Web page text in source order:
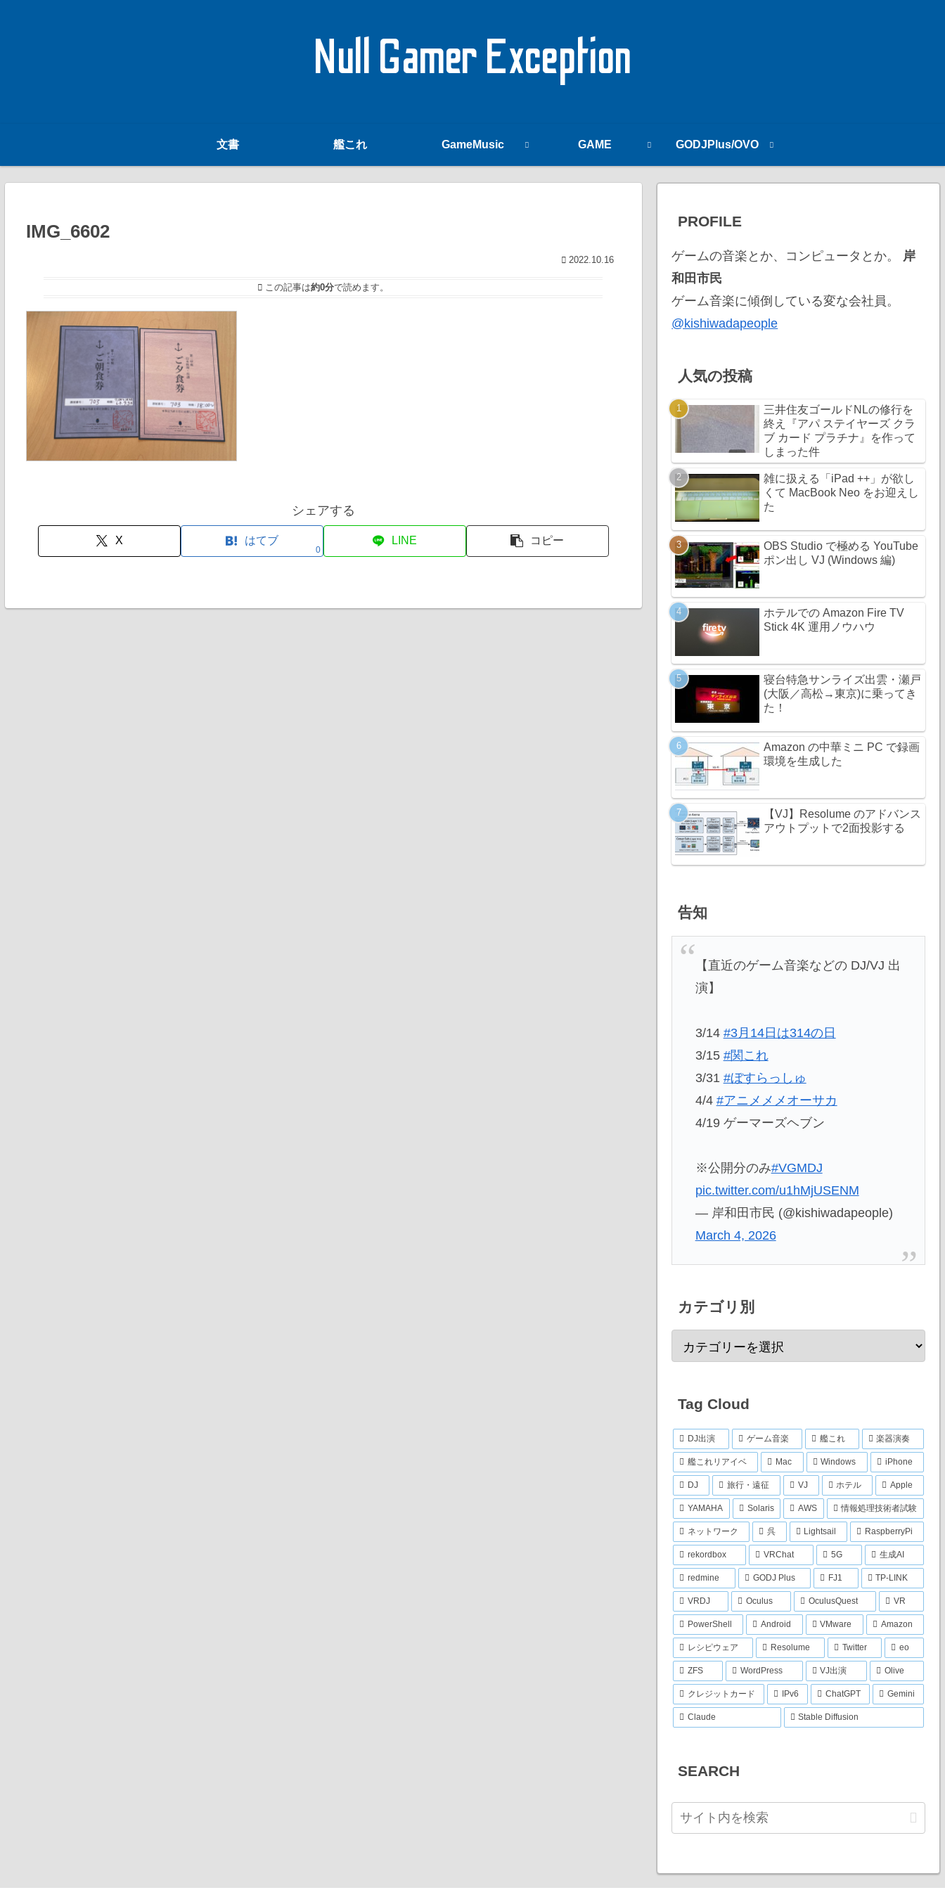
Null Gamer Exception
文書 艦これ GameMusic GAME GODJPlus/OVO
IMG_6602
2022.10.16
この記事は約0分で読めます。
シェアする
X はてブ
0
LINE コピー
PROFILE
ゲームの音楽とか、コンピュータとか。 岸
和田市民
ゲーム音楽に傾倒している変な会社員。
@kishiwadapeople
人気の投稿
三井住友ゴールドNLの修行を
終え『アパ ステイヤーズ クラ
ブ カード プラチナ』を作って
しまった件
雑に扱える「iPad ++」が欲し
くて MacBook Neo をお迎えし
た
OBS Studio で極める YouTube
ポン出し VJ (Windows 編)
ホテルでの Amazon Fire TV
Stick 4K 運用ノウハウ
寝台特急サンライズ出雲・瀬戸
(大阪／高松→東京)に乗ってき
た！
Amazon の中華ミニ PC で録画
環境を生成した
【VJ】Resolume のアドバンス
アウトプットで2面投影する
告知
【直近のゲーム音楽などの DJ/VJ 出
演】
3/14 #3月14日は314の日
3/15 #関これ
3/31 #ぼすらっしゅ
4/4 #アニメメメオーサカ
4/19 ゲーマーズヘブン
※公開分のみ#VGMDJ
pic.twitter.com/u1hMjUSENM
— 岸和田市民 (@kishiwadapeople)
March 4, 2026
カテゴリ別
Tag Cloud
DJ出演 ゲーム音楽 艦これ 楽器演奏
艦これリアイベ Mac Windows iPhone
DJ 旅行・遠征 VJ ホテル Apple
YAMAHA Solaris AWS 情報処理技術者試験
ネットワーク 呉 Lightsail RaspberryPi
rekordbox VRChat 5G 生成AI
redmine GODJ Plus FJ1 TP-LINK
VRDJ Oculus OculusQuest VR
PowerShell Android VMware Amazon
レシピウェア Resolume Twitter eo
ZFS WordPress VJ出演 Olive
クレジットカード IPv6 ChatGPT Gemini
Claude Stable Diffusion
SEARCH